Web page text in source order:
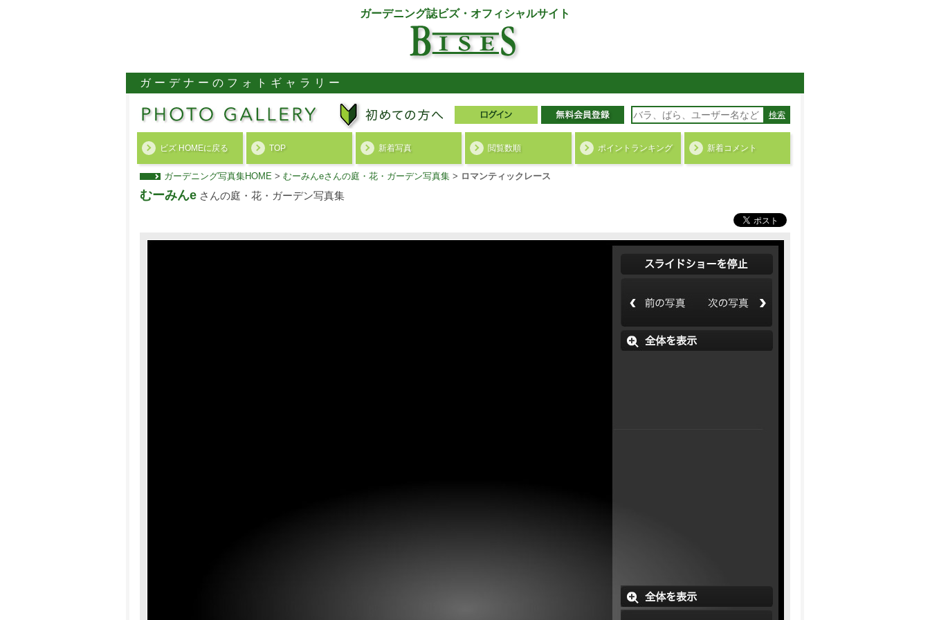
ガーデニング誌ビズ・オフィシャルサイト
ガーデナーのフォトギャラリー
検索
ビズ HOMEに戻る TOP 新着写真 閲覧数順 ポイント ランキング 新着コメント
ガーデニング写真集HOME > むーみんeさんの庭・花・ガーデン写真集 > ロマンティックレース
むーみんe さんの庭・花・ガーデン写真集